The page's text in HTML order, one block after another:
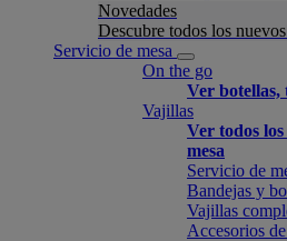
Novedades
Descubre todos los
Servicio de mesa
On the go
Ver botellas,
Vajillas
Ver todos
mesa
Servicio de
Bandejas y
Vajillas
Accesorios